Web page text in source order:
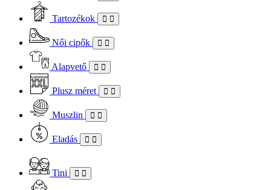
Tartozékok
Női cipők
Alapvető
Plusz méret
Muszlin
Eladás
Tini